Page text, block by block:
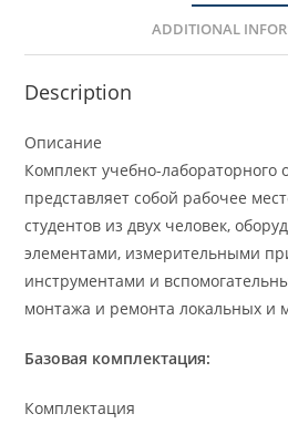
ADDITIONAL
Description
Описание
Комплект учебно-лабораторного
представляет собой рабочее
студентов из двух человек,
элементами, измерительными
инструментами и
монтажа и ремонта локальных и
Базовая комплектация:
Комплектация